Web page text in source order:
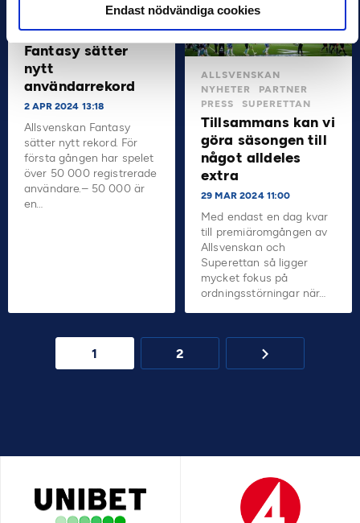
Endast nödvändiga cookies
PRESS
Allsvenskan
Fantasy sätter
nytt
användarrekord
2 APR 2024 13:18
Allsvenskan Fantasy
sätter nytt rekord. För
första gången har spelet
över 50 000 registrerade
användare.– 50 000 är
en…
ALLSVENSKAN
NYHETER
PARTNER
PRESS
SUPERETTAN
Tillsammans kan vi
göra säsongen till
något alldeles
extra
29 MAR 2024 11:00
Med endast en dag kvar
till premiäromgången av
Allsvenskan och
Superettan så ligger
mycket fokus på
ordningsstörningar när…
1 2